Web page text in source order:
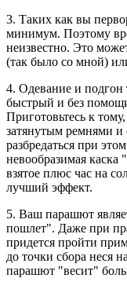
3. Таких как вы
минимум. Поэтому
неизвестно. Это
(так было со мной)
4. Одевание и подгон
быстрый и без
Приготовьтесь к
затянутым ремнями и
разбредаться при
невообразимая каска
взятое плюс час на
лучший эффект.
5. Ваш парашют
пошлет". Даже при
придется пройти
до точки сбора неся
парашют "весит"